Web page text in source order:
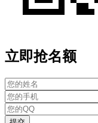
立即抢名额